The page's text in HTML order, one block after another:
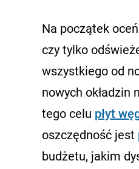
Na początek
czy tylko
wszystkiego od
nowych okładzin
tego celu płyt
oszczędność jest
budżetu, jakim